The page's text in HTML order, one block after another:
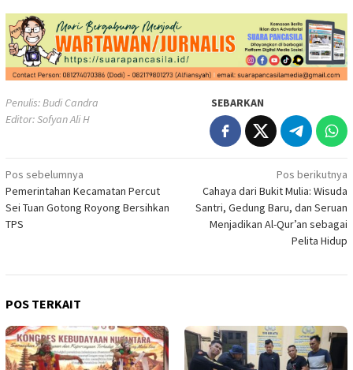
Penulis: Budi Candra
Editor: Sofyan Ali H
SEBARKAN
Navigasi
pos
Pos sebelumnya
Pemerintahan Kecamatan Percut
Sei Tuan Gotong Royong Bersihkan
TPS
Pos berikutnya
Cahaya dari Bukit Mulia: Wisuda
Santri, Gedung Baru, dan Seruan
Menjadikan Al-Qur’an sebagai
Pelita Hidup
POS TERKAIT